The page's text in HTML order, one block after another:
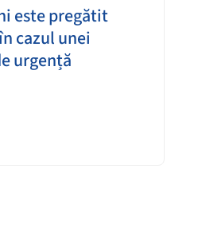
este pregătit
cazul unei
urgență